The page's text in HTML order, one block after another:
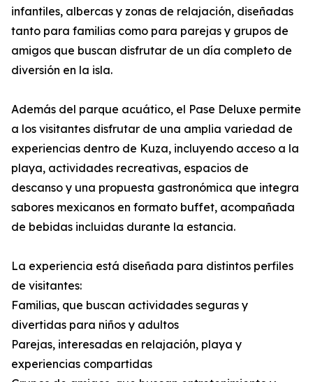
infantiles, albercas y zonas de relajación, diseñadas
tanto para familias como para parejas y grupos de
amigos que buscan disfrutar de un día completo de
diversión en la isla.
Además del parque acuático, el Pase Deluxe permite
a los visitantes disfrutar de una amplia variedad de
experiencias dentro de Kuza, incluyendo acceso a la
playa, actividades recreativas, espacios de
descanso y una propuesta gastronómica que integra
sabores mexicanos en formato buffet, acompañada
de bebidas incluidas durante la estancia.
La experiencia está diseñada para distintos perfiles
de visitantes:
Familias, que buscan actividades seguras y
divertidas para niños y adultos
Parejas, interesadas en relajación, playa y
experiencias compartidas